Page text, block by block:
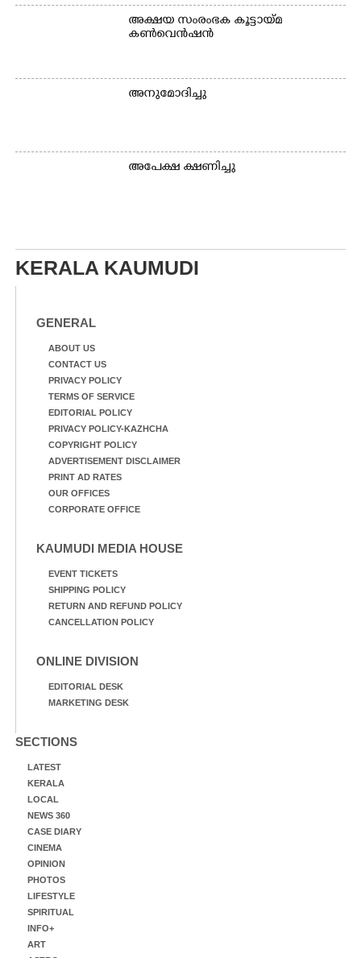
അക്ഷയ സംരംഭക കൂട്ടായ്മ
കൺവെൻഷൻ
അനുമോദിച്ചു
അപേക്ഷ ക്ഷണിച്ചു
KERALA KAUMUDI
GENERAL
ABOUT US
CONTACT US
PRIVACY POLICY
TERMS OF SERVICE
EDITORIAL POLICY
PRIVACY POLICY-KAZHCHA
COPYRIGHT POLICY
ADVERTISEMENT DISCLAIMER
PRINT AD RATES
OUR OFFICES
CORPORATE OFFICE
KAUMUDI MEDIA HOUSE
EVENT TICKETS
SHIPPING POLICY
RETURN AND REFUND POLICY
CANCELLATION POLICY
ONLINE DIVISION
EDITORIAL DESK
MARKETING DESK
SECTIONS
LATEST
KERALA
LOCAL
NEWS 360
CASE DIARY
CINEMA
OPINION
PHOTOS
LIFESTYLE
SPIRITUAL
INFO+
ART